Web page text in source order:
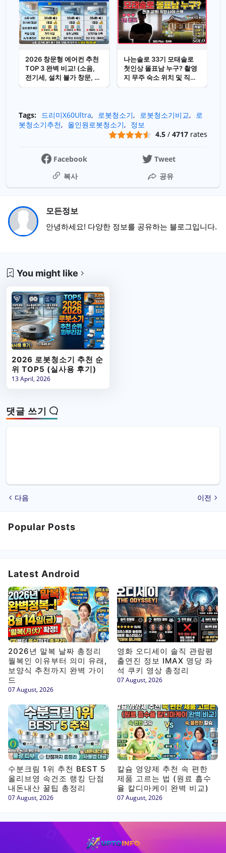
2026 창문형 에어컨 추천
TOP 3 완벽 비교! (소음,
전기세, 설치 불가 창문, 단
나는솔로 33기 모태솔로
첫인상 몰표남 누구? 촬영
지 무주 숙소 위치 및 직업
Tags: 드리미X60Ultra 로봇청소기 로봇청소기비교
로
봇청소기추천
올인원로봇청소기
정보
4.5 /4717 rates
Facebook
Tweet
복사
공유
모든정보
안녕하세요! 다양한 정보를 공유하는 블로그입니다.
You might like
2026 로봇청소기 추천 순
위 TOP5 (실사용 후기)
13 April, 2026
댓글 쓰기
다음 이전
Popular Posts
Latest Android
2026년 말복 날짜 총정리
월복인 이유부터 의미 유래,
보양식 추천까지 완벽 가이
드
07 August, 2026
영화 오디세이 솔직 관람평
출연진 정보 IMAX 명당 좌
석 쿠키 영상 총정리
07 August, 2026
수분크림 1위 추천 BEST 5
올리브영 속건조 랭킹 단점
내돈내산 꿀팁 총정리
07 August, 2026
칼슘 영양제 추천 속 편한
제품 고르는 법 (원료 흡수
율 칼디마케이 완벽 비교)
07 August, 2026